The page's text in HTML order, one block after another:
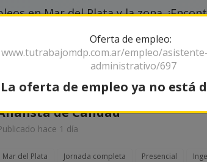
en Mar del Plata y la zona.
de Calidad
hace 1 día
Mar del Plata Jornada completa Presencial
Oferta de empleo:
www.tutrabajomdp.com.ar/empleo/
administrativo/697
La oferta de empleo ya no está